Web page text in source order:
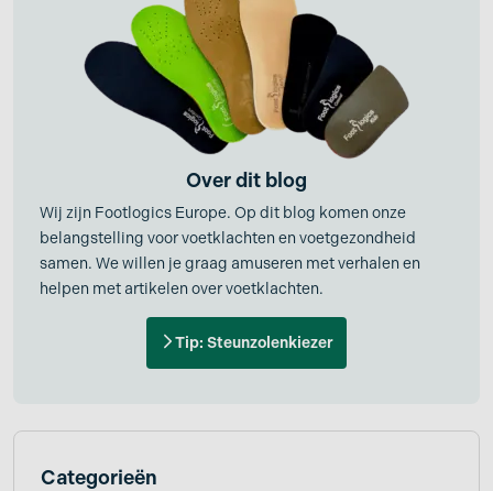
Over dit blog
Wij zijn Footlogics Europe. Op dit blog komen onze
belangstelling voor voetklachten en voetgezondheid
samen. We willen je graag amuseren met verhalen en
helpen met artikelen over voetklachten.
Tip: Steunzolenkiezer
Categorieën